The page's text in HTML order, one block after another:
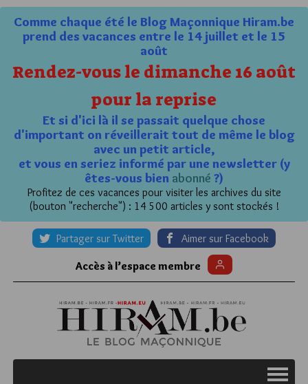
Comme chaque été le Blog Maçonnique Hiram.be
prend des vacances entre le 14 juillet et le 15
août
Rendez-vous le dimanche 16 août
pour la reprise
Et si d'ici là il se passait quelque chose
d'important on réveillerait tout de même le blog
avec un petit article,
et vous en seriez informé par une newsletter (y
êtes-vous bien abonné ?)
Profitez de ces vacances pour visiter les archives du site
(bouton "recherche") : 14 500 articles y sont stockés !
Partager sur Twitter Aimer sur Facebook
Accès à l’espace membre